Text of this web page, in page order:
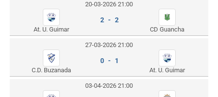
20-03-2026 21:00
At. U. Guimar
2 - 2
CD Guancha
27-03-2026 21:00
C.D. Buzanada
0 - 1
At. U. Guimar
03-04-2026 21:00